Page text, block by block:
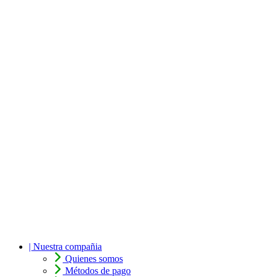
| Nuestra compañia
Quienes somos
Métodos de pago